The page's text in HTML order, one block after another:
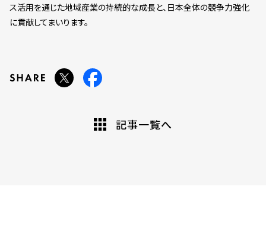
ス活用を通じた地域産業の持続的な成長と、日本全体の競争力強化
に貢献してまいります。
記事一覧へ